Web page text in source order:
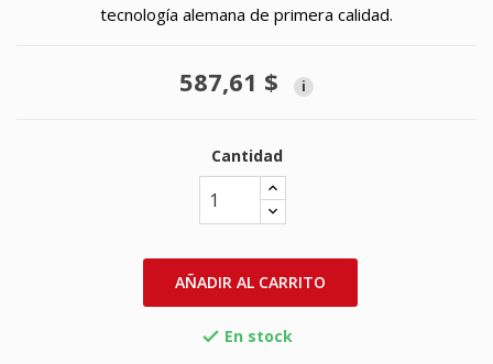
tecnología alemana de primera calidad.
587,61 $ i
Cantidad
AÑADIR AL CARRITO
 En stock